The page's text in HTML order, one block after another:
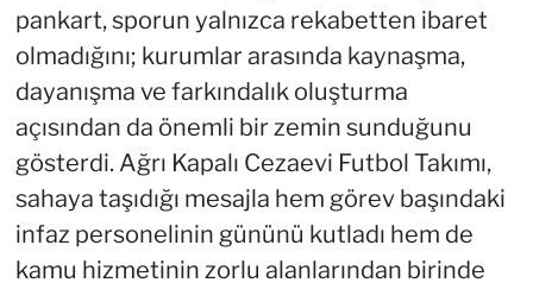
pankart, sporun yalnızca rekabetten ibaret
olmadığını; kurumlar arasında kaynaşma,
dayanışma ve farkındalık oluşturma
açısından da önemli bir zemin sunduğunu
gösterdi. Ağrı Kapalı Cezaevi Futbol Takımı,
sahaya taşıdığı mesajla hem görev başındaki
infaz personelinin gününü kutladı hem de
kamu hizmetinin zorlu alanlarından birinde